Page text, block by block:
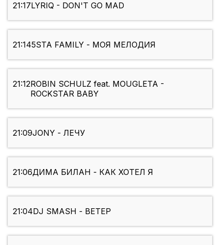
21:17LYRIQ - DON'T GO MAD
21:145STA FAMILY - МОЯ МЕЛОДИЯ
21:12ROBIN SCHULZ feat. MOUGLETA -
ROCKSTAR BABY
21:09JONY - ЛЕЧУ
21:06ДИМА БИЛАН - КАК ХОТЕЛ Я
21:04DJ SMASH - ВЕТЕР